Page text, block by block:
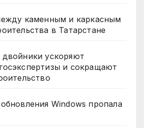
каменным и каркасным
в Татарстане
ускоряют
и сокращают
Windows пропала